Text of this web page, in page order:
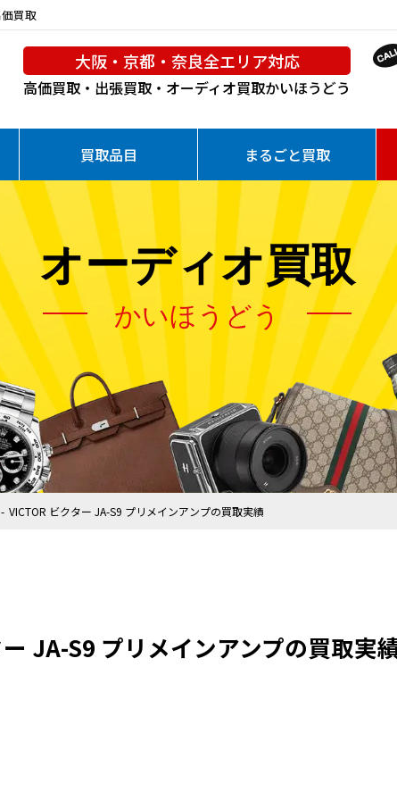
買取
大阪・京都・奈良全エリア対応
高価買取・出張買取・オーディオ買取かいほうどう
買取品目 まるごと買取
オーディオ買取
かいほうどう
VICTOR ビクター JA-S9 プリメインアンプの買取実績
JA-S9 プリメインアンプの買取実